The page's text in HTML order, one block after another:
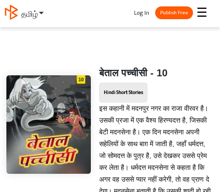
தமிழ் ☰
Log In Publish Free
बेताल पच्चीसी - 10
Hindi Short Stories
इस कहानी में मदनपुर नगर का राजा वीरवर है।
उसकी प्रजा में एक वैश्य हिरण्यदत्त है, जिसकी
बेटी मदनसेना है। एक दिन मदनसेना अपनी
सहेलियों के साथ बाग़ में जाती है, जहाँ धर्मदत्त,
जो सोमदत्त के पुत्र है, उसे देखकर उससे प्रेम
कर लेता है। धर्मदत्त मदनसेना से कहता है कि
अगर वह उससे प्यार नहीं करेगी, तो वह प्राण दे